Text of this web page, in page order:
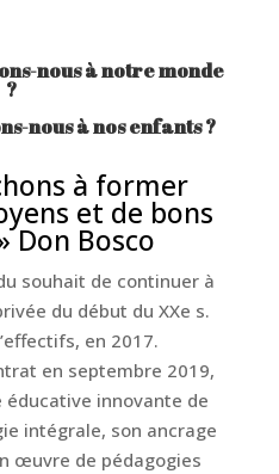
nous à notre monde
?
nous à nos enfants ?
à former
et de bons
Don Bosco
souhait de continuer à
du début du XXe s.
en 2017.
en septembre 2019,
innovante de
intégrale, son ancrage
œuvre de pédagogies